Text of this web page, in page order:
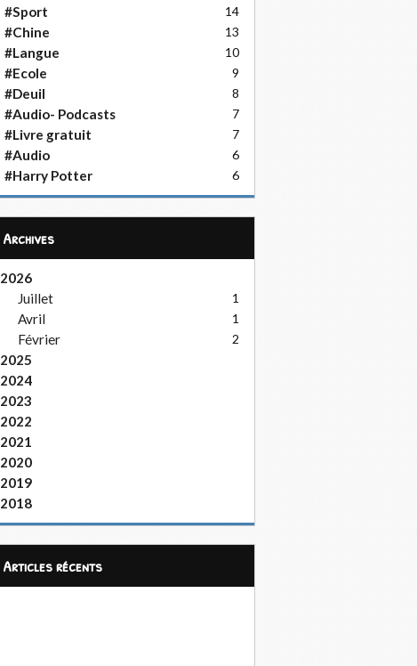
#Sport 14
#Chine 13
#Langue 10
#Ecole 9
#Deuil 8
#Audio- Podcasts 7
#Livre gratuit 7
#Audio 6
#Harry Potter 6
Archives
2026
Juillet
1
Avril 1
Février 2
2025
2024
2023
2022
2021
2020
2019
2018
articles récents